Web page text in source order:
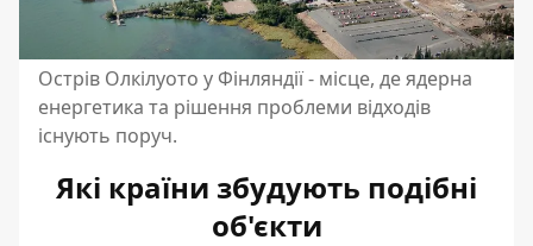
Острів Олкілуото у Фінляндії - місце, де ядерна
енергетика та рішення проблеми відходів
існують поруч.
Які країни збудують подібні
об'єкти